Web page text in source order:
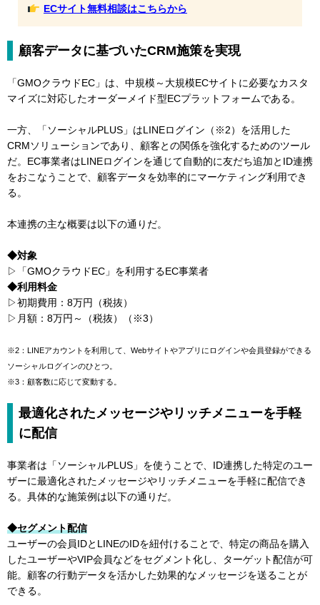
ECサイト無料相談はこちらから
顧客データに基づいたCRM施策を実現
「GMOクラウドEC」は、中規模～大規模ECサイトに必要なカスタ
マイズに対応したオーダーメイド型ECプラットフォームである。
一方、「ソーシャルPLUS」はLINEログイン（※2）を活用した
CRMソリューションであり、顧客との関係を強化するためのツール
だ。EC事業者はLINEログインを通じて自動的に友だち追加とID連携
をおこなうことで、顧客データを効率的にマーケティング利用でき
る。
本連携の主な概要は以下の通りだ。
◆対象
▷「GMOクラウドEC」を利用するEC事業者
◆利用料金
▷初期費用：8万円（税抜）
▷月額：8万円～（税抜）（※3）
※2：LINEアカウントを利用して、Webサイトやアプリにログインや会員登録ができる
ソーシャルログインのひとつ。
※3：顧客数に応じて変動する。
最適化されたメッセージやリッチメニューを手軽
に配信
事業者は「ソーシャルPLUS」を使うことで、ID連携した特定のユー
ザーに最適化されたメッセージやリッチメニューを手軽に配信でき
る。具体的な施策例は以下の通りだ。
◆セグメント配信
ユーザーの会員IDとLINEのIDを紐付けることで、特定の商品を購入
したユーザーやVIP会員などをセグメント化し、ターゲット配信が可
能。顧客の行動データを活かした効果的なメッセージを送ることが
できる。